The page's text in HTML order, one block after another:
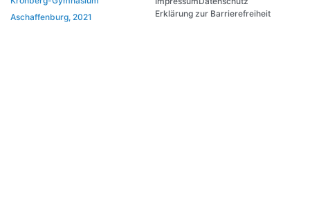
Aschaffenburg, 2021
Erklärung zur Barrierefreiheit